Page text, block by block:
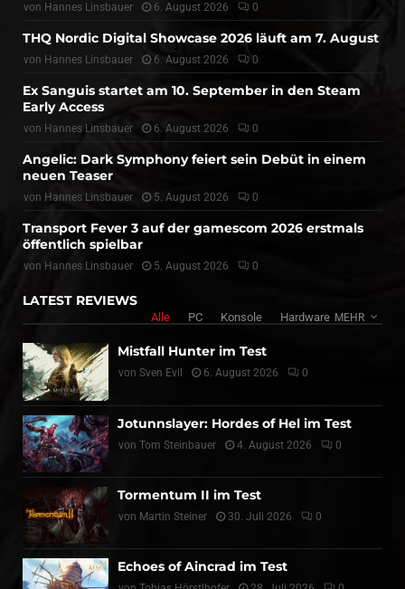
von Hannes Linsbauer 6. August 2026 0
THQ Nordic Digital Showcase 2026 läuft am 7. August
von Hannes Linsbauer 6. August 2026 0
Ex Sanguis startet am 10. September in den Steam
Early Access
von Hannes Linsbauer 6. August 2026 0
Angelic: Dark Symphony feiert sein Debüt in einem
neuen Teaser
von Hannes Linsbauer 5. August 2026 0
Transport Fever 3 auf der gamescom 2026 erstmals
öffentlich spielbar
von Hannes Linsbauer 5. August 2026 0
LATEST REVIEWS
Alle PC Konsole Hardware MEHR
Mistfall Hunter im Test
von Sven Evil 6. August 2026 0
Jotunnslayer: Hordes of Hel im Test
von Tom Steinbauer 4. August 2026 0
Tormentum II im Test
von Martin Steiner 30. Juli 2026 0
Echoes of Aincrad im Test